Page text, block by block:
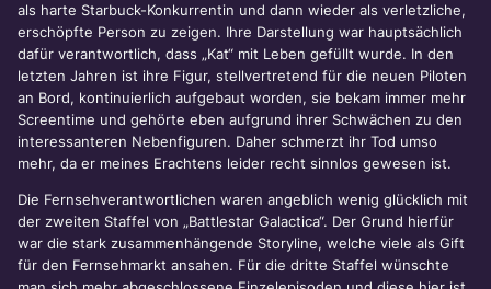
als harte Starbuck-Konkurrentin und dann wieder als verletzliche,
erschöpfte Person zu zeigen. Ihre Darstellung war hauptsächlich
dafür verantwortlich, dass „Kat“ mit Leben gefüllt wurde. In den
letzten Jahren ist ihre Figur, stellvertretend für die neuen Piloten
an Bord, kontinuierlich aufgebaut worden, sie bekam immer mehr
Screentime und gehörte eben aufgrund ihrer Schwächen zu den
interessanteren Nebenfiguren. Daher schmerzt ihr Tod umso
mehr, da er meines Erachtens leider recht sinnlos gewesen ist.
Die Fernsehverantwortlichen waren angeblich wenig glücklich mit
der zweiten Staffel von „Battlestar Galactica“. Der Grund hierfür
war die stark zusammenhängende Storyline, welche viele als Gift
für den Fernsehmarkt ansahen. Für die dritte Staffel wünschte